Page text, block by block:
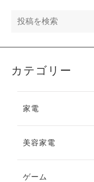
カテゴリー
家電
美容家電
ゲーム